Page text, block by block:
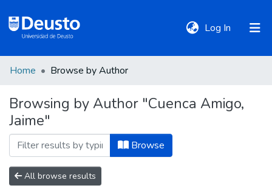
Log In (current)
Communities
&
Collections
All of DSpace
Home Browse by Author
Browsing by Author "Cuenca Amigo,
Jaime"
Browse
All browse results